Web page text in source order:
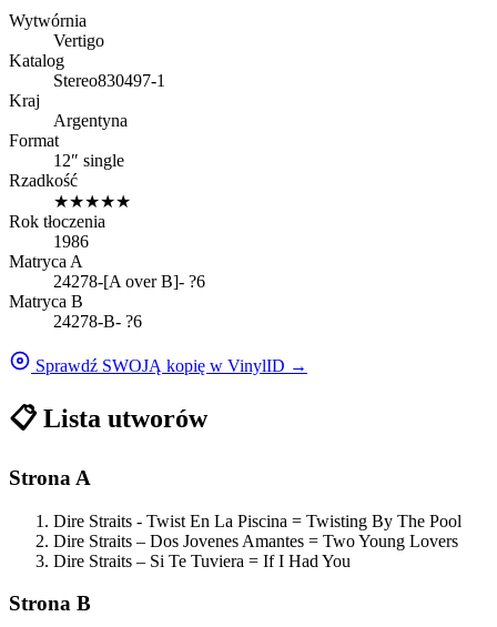
Wytwórnia
Vertigo
Katalog
Stereo830497-1
Kraj
Argentyna
Format
12″ single
Rzadkość
★★★★★
Rok tłoczenia
1986
Matryca A
24278-[A over B]- ?6
Matryca B
24278-B- ?6
Sprawdź SWOJĄ kopię w VinylID →
📋Lista utworów
Strona A
Dire Straits - Twist En La Piscina = Twisting By The Pool
Dire Straits – Dos Jovenes Amantes = Two Young Lovers
Dire Straits – Si Te Tuviera = If I Had You
Strona B